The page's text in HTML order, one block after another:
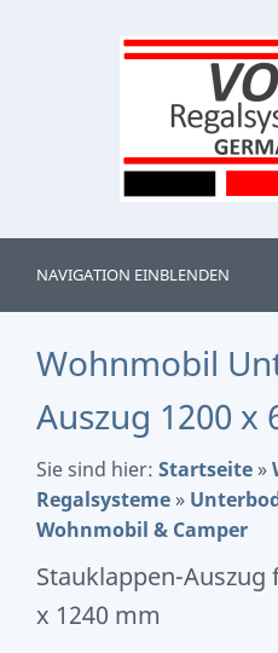
NAVIGATION EINBLENDEN
Wohnmobil
Auszug 1200 x
Sie sind hier: Startseite »
Regalsysteme »
Wohnmobil & Camper
Stauklappen-
x 1240 mm